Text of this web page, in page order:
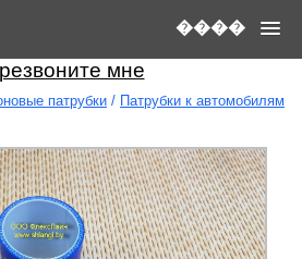
����
мне
патрубки/ Патрубки к автомобилям